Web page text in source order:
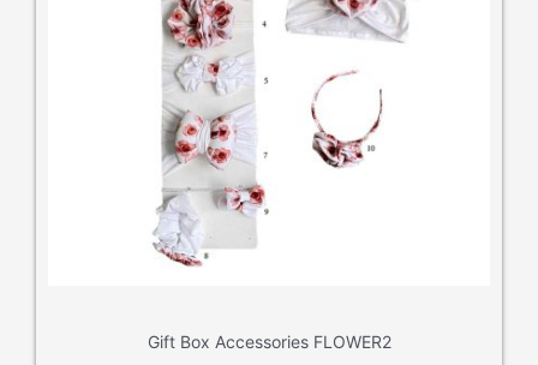
Gift Box Accessories FLOWER2